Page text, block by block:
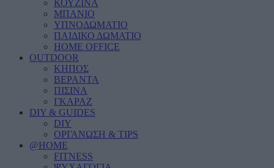
ΚΟΥΖΙΝΑ
ΜΠΑΝΙΟ
ΥΠΝΟΔΩΜΑΤΙΟ
ΠΑΙΔΙΚΟ ΔΩΜΑΤΙΟ
HOME OFFICE
OUTDOOR
ΚΗΠΟΣ
ΒΕΡΑΝΤΑ
ΠΙΣΙΝΑ
ΓΚΑΡΑΖ
DIY & GUIDES
DIY
ΟΡΓΑΝΩΣΗ & TIPS
@HOME
FITNESS